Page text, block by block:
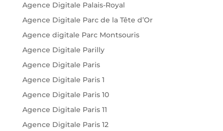
Agence Digitale Palais-Royal
Agence Digitale Parc de la Tête d’Or
Agence digitale Parc Montsouris
Agence Digitale Parilly
Agence Digitale Paris
Agence Digitale Paris 1
Agence Digitale Paris 10
Agence Digitale Paris 11
Agence Digitale Paris 12